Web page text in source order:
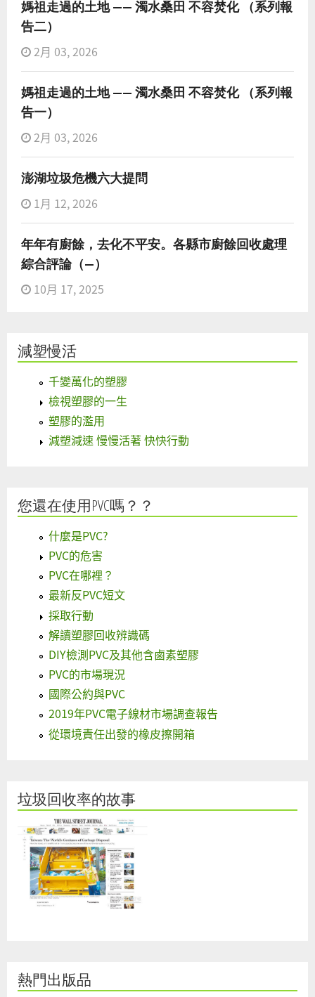
媽祖走過的土地 —— 濁水桑田 不容焚化 （系列報
告二）
2月 03, 2026
媽祖走過的土地 —— 濁水桑田 不容焚化 （系列報
告一）
2月 03, 2026
澎湖垃圾危機六大提問
1月 12, 2026
年年有廚餘，去化不平安。各縣市廚餘回收處理
綜合評論（—）
10月 17, 2025
減塑慢活
千變萬化的塑膠
檢視塑膠的一生
塑膠的濫用
減塑減速 慢慢活著 快快行動
您還在使用PVC嗎？？
什麼是PVC?
PVC的危害
PVC在哪裡？
最新反PVC短文
採取行動
解讀塑膠回收辨識碼
DIY檢測PVC及其他含鹵素塑膠
PVC的市場現況
國際公約與PVC
2019年PVC電子線材市場調查報告
從環境責任出發的橡皮擦開箱
垃圾回收率的故事
熱門出版品